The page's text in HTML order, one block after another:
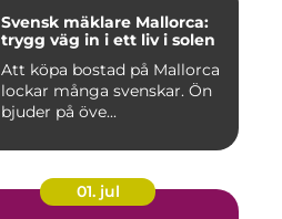
Svensk mäklare Mallorca:
trygg väg in i ett liv i solen
Att köpa bostad på Mallorca
lockar många svenskar. Ön
bjuder på öve...
01. jul